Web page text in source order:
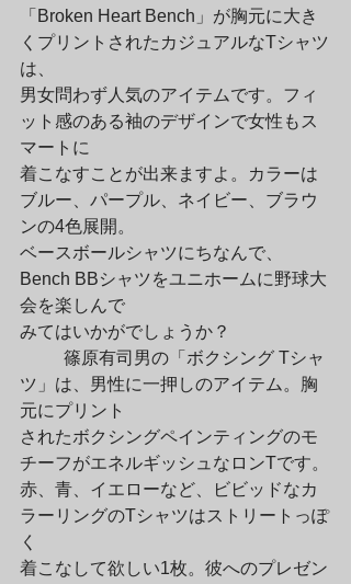
「Broken Heart Bench」が胸元に大き
くプリントされたカジュアルなTシャツ
は、
男女問わず人気のアイテムです。フィ
ット感のある袖のデザインで女性もス
マートに
着こなすことが出来ますよ。カラーは
ブルー、パープル、ネイビー、ブラウ
ンの4色展開。
ベースボールシャツにちなんで、
Bench BBシャツをユニホームに野球大
会を楽しんで
みてはいかがでしょうか？
ツ」は、男性に一押しのアイテム。胸
元にプリント
されたボクシングペインティングのモ
チーフがエネルギッシュなロンTです。
赤、青、イエローなど、ビビッドなカ
ラーリングのTシャツはストリートっぽ
く
着こなして欲しい1枚。彼へのプレゼン